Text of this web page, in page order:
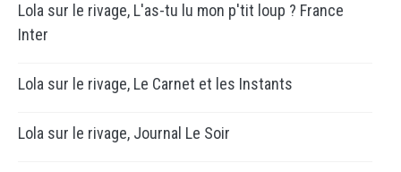
Lola sur le rivage, L'as-tu lu mon p'tit loup ? France
Inter
Lola sur le rivage, Le Carnet et les Instants
Lola sur le rivage, Journal Le Soir